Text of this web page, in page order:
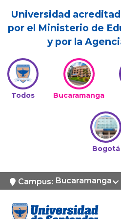
Universidad
por el Ministerio de
y por la
Todos Bucaramanga
Bogotá
Campus: Bucaramanga